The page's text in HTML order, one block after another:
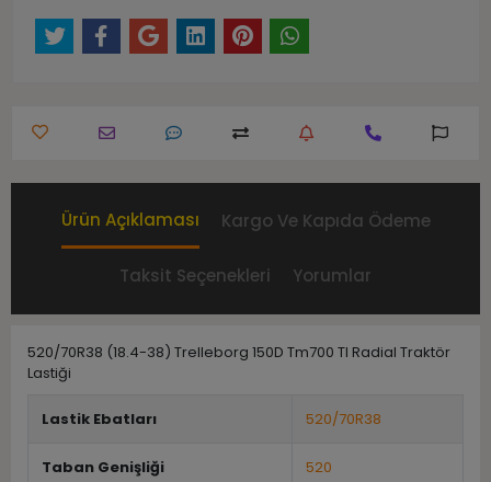
Ürün Açıklaması Kargo Ve Kapıda Ödeme
Taksit Seçenekleri Yorumlar
520/70R38 (18.4-38) Trelleborg 150D Tm700 Tl Radial Traktör
Lastiği
Lastik Ebatları 520/70R38
Taban Genişliği 520